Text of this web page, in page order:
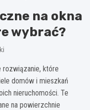
na okna
wybrać?
rozwiązanie, które
domów i mieszkań
nieruchomości. Te
na powierzchnie